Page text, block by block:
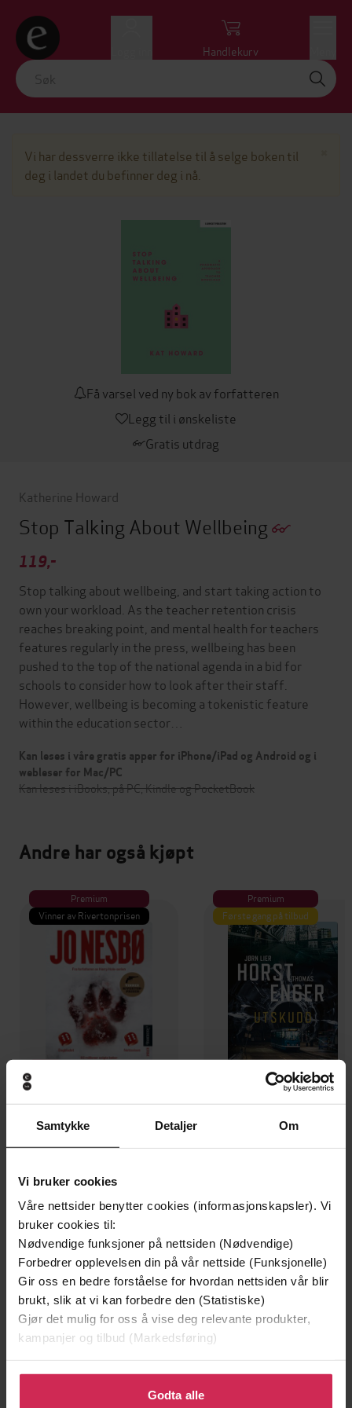
Samtykke Detaljer Om
Vi bruker cookies
Våre nettsider benytter cookies (informasjonskapsler). Vi
bruker cookies til:
Nødvendige funksjoner på nettsiden (Nødvendige)
Forbedrer opplevelsen din på vår nettside (Funksjonelle)
Gir oss en bedre forståelse for hvordan nettsiden vår blir
brukt, slik at vi kan forbedre den (Statistiske)
Gjør det mulig for oss å vise deg relevante produkter,
kampanjer og tilbud (Markedsføring)
Klikk på «Godta alle» for å gi oss ditt samtykke til å
bruke cookies for alle disse formålene. Du kan også
Godta alle
Handlekurv
Vi har dessverre ikke tillatelse til å selge boken til
deg i landet du befinner deg i nå.
Få varsel ved ny bok av forfatteren
Legg til i ønskeliste
Gratis utdrag
Katherine Howard
Stop Talking About Wellbeing
119,-
Stop talking about wellbeing, and start taking action to
own your workload. As the teacher retention crisis
reaches breaking point, and mental health for teachers
features regularly in the press, wellbeing has been
pushed to the top of the national agenda in a bid for
schools to consider how to look after their staff.
However, wellbeing is becoming a tokenistic feature
within the education sector…
Kan leses i våre gratis apper for iPhone/iPad og Android og i
webleser for Mac/PC
Kan leses i iBooks, på PC, Kindle og PocketBook
Andre har også kjøpt
Premium
Vinner av Rivertonprisen
199,-
Jo Nesbø
Premium
Første gang på tilbud
349,-
Forfattere Katherine Howard(forfatter)
Forlag John Catt
Utgitt 06.01.2020
Sjanger Dokumentar og fakta,Politikk og
samfunn